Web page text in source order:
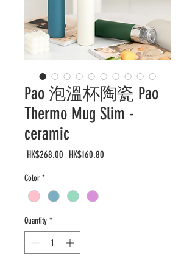
Pao 泡溫杯陶瓷 Pao
Thermo Mug Slim -
ceramic
HK$268.00 Regular
HK$160.80
Color *
Quantity *